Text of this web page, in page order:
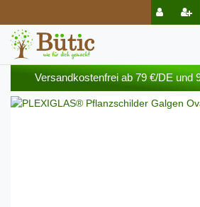
Versandkostenfrei ab 79 €/DE und